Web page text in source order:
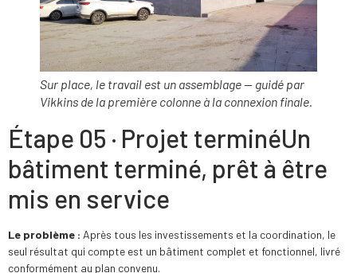
Sur place, le travail est un assemblage — guidé par
Vikkins de la première colonne à la connexion finale.
Étape 05 · Projet terminéUn
bâtiment terminé, prêt à être
mis en service
Le problème : Après tous les investissements et la coordination, le
seul résultat qui compte est un bâtiment complet et fonctionnel, livré
conformément au plan convenu.